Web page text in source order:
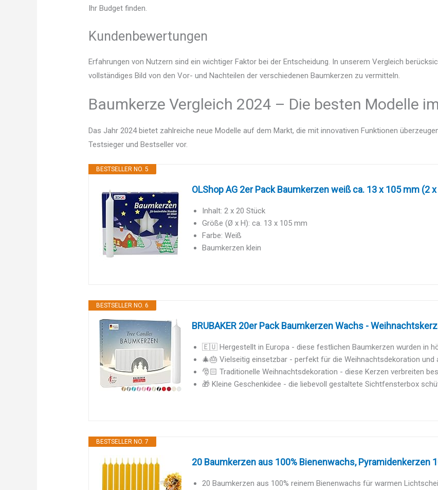
Ihr Budget finden.
Kundenbewertungen
Erfahrungen von Nutzern sind ein wichtiger Faktor bei der Entscheidung. In unserem Vergleich
vollständiges Bild von den Vor- und Nachteilen der verschiedenen Baumkerzen zu vermitteln.
Baumkerze Vergleich 2024 – Die besten Modelle
Das Jahr 2024 bietet zahlreiche neue Modelle auf dem Markt, die mit innovativen Funktionen
Testsieger und Bestseller vor.
BESTSELLER NO. 5
OLShop AG 2er Pack Baumkerzen weiß ca. 13 x 105 mm (2
Inhalt: 2 x 20 Stück
Größe (Ø x H): ca. 13 x 105 mm
Farbe: Weiß
Baumkerzen klein
BESTSELLER NO. 6
BRUBAKER 20er Pack Baumkerzen Wachs -
🇪🇺 Hergestellt in Europa - diese festlichen Baumkerzen wurden in
🎄🎂 Vielseitig einsetzbar - perfekt für die Weihnachtsdekoration und
🎅🏻 Traditionelle Weihnachtsdekoration - diese Kerzen verbreiten
🎁 Kleine Geschenkidee - die liebevoll gestaltete Sichtfensterbox
BESTSELLER NO. 7
20 Baumkerzen aus 100% Bienenwachs, Pyramidenkerzen
20 Baumkerzen aus 100% reinem Bienenwachs für warmen